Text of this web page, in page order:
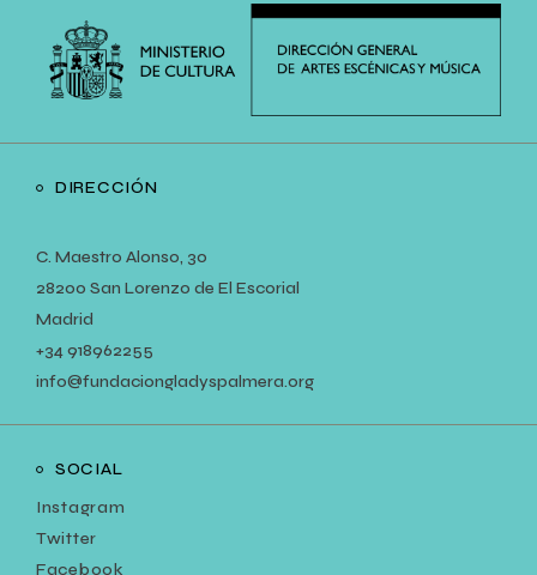
DIRECCIÓN
C. Maestro Alonso, 30
28200 San Lorenzo de El Escorial
Madrid
+34918962255
info@fundaciongladyspalmera.org
SOCIAL
Instagram
Twitter
Facebook